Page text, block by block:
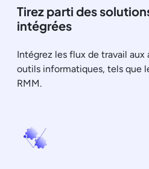
Tirez parti des
intégrées
Intégrez les flux de travail
outils informatiques, tels que
RMM.